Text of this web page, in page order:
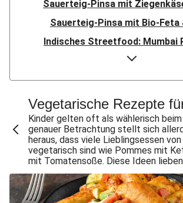
Sauerteig-Pinsa mit
Sauerteig-Pinsa mit Bio-Feta
Indisches Streetfood: Mumbai
Flauipauis Zucchini-Puffer mit
Nord-Indischer Palak Paneer in
Bowl & doppelt veganen Sweet-
Doppelte vegane Beyond Meat
Buttrige Filetstücke mit
Spinat-Brezenknödel mit
Perlencouscous-Minestrone mit
Chana Masala mit Kichererbsen
Vegetarische Rezepte
Kinder gelten oft als wählerisch beim
genauer Betrachtung stellt sich
heraus, dass viele Lieblingsessen
vegetarisch sind wie Pommes mit
mit Tomatensoße. Diese Ideen